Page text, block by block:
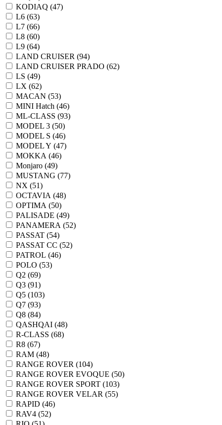
KODIAQ (47)
L6 (63)
L7 (66)
L8 (60)
L9 (64)
LAND CRUISER (94)
LAND CRUISER PRADO (62)
LS (49)
LX (62)
MACAN (53)
MINI Hatch (46)
ML-CLASS (93)
MODEL 3 (50)
MODEL S (46)
MODEL Y (47)
MOKKA (46)
Monjaro (49)
MUSTANG (77)
NX (51)
OCTAVIA (48)
OPTIMA (50)
PALISADE (49)
PANAMERA (52)
PASSAT (54)
PASSAT CC (52)
PATROL (46)
POLO (53)
Q2 (69)
Q3 (91)
Q5 (103)
Q7 (93)
Q8 (84)
QASHQAI (48)
R-CLASS (68)
R8 (67)
RAM (48)
RANGE ROVER (104)
RANGE ROVER EVOQUE (50)
RANGE ROVER SPORT (103)
RANGE ROVER VELAR (55)
RAPID (46)
RAV4 (52)